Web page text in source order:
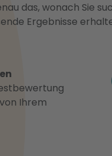
das, wonach Sie
Ergebnisse
Ihrem